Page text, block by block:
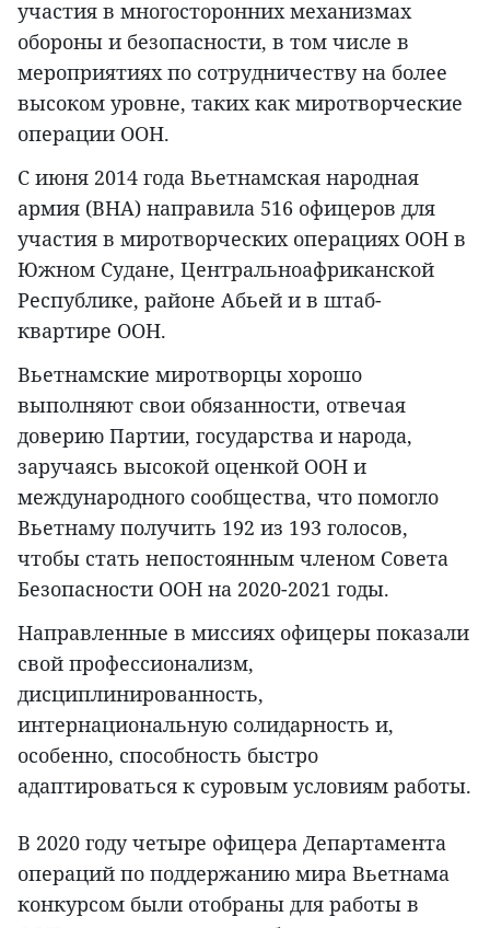
участия в многосторонних механизмах
обороны и безопасности, в том числе в
мероприятиях по сотрудничеству на более
высоком уровне, таких как миротворческие
операции ООН.
С июня 2014 года Вьетнамская народная
армия (ВНА) направила 516 офицеров для
участия в миротворческих операциях ООН в
Южном Судане, Центральноафриканской
Республике, районе Абьей и в штаб-
квартире ООН.
Вьетнамские миротворцы хорошо
выполняют свои обязанности, отвечая
доверию Партии, государства и народа,
заручаясь высокой оценкой ООН и
международного сообщества, что помогло
Вьетнаму получить 192 из 193 голосов,
чтобы стать непостоянным членом Совета
Безопасности ООН на 2020-2021 годы.
Направленные в миссиях офицеры показали
свой профессионализм,
дисциплинированность,
интернациональную солидарность и,
особенно, способность быстро
адаптироваться к суровым условиям работы.
В 2020 году четыре офицера Департамента
операций по поддержанию мира Вьетнама
конкурсом были отобраны для работы в